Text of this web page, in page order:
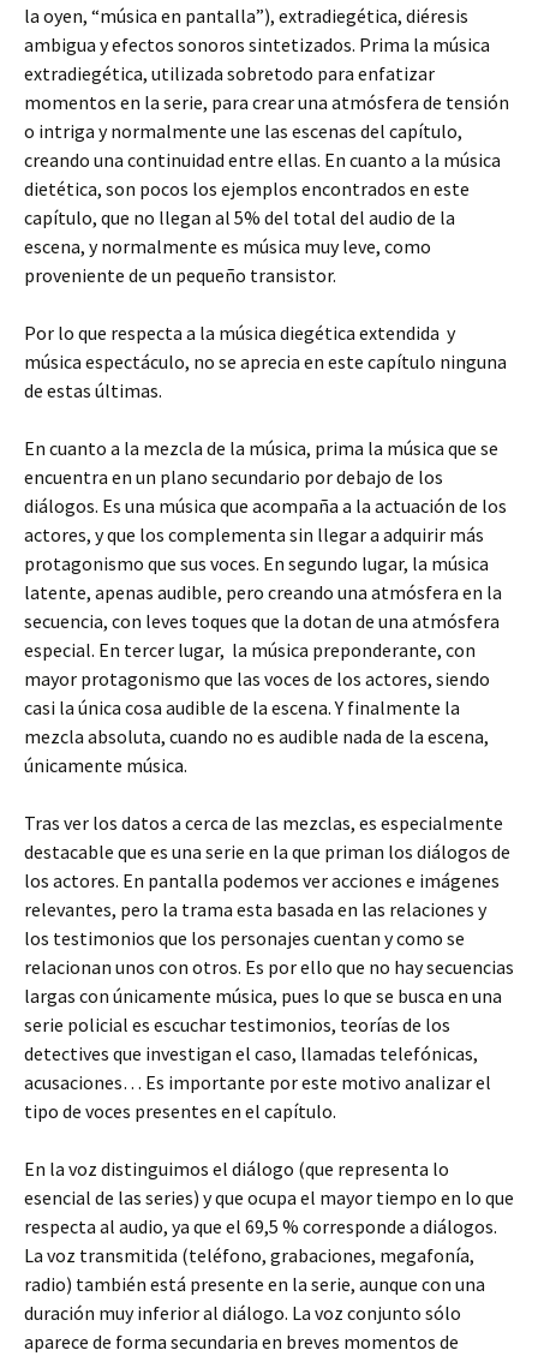
la oyen, “música en pantalla”), extradiegética, diéresis
ambigua y efectos sonoros sintetizados. Prima la música
extradiegética, utilizada sobretodo para enfatizar
momentos en la serie, para crear una atmósfera de tensión
o intriga y normalmente une las escenas del capítulo,
creando una continuidad entre ellas. En cuanto a la música
dietética, son pocos los ejemplos encontrados en este
capítulo, que no llegan al 5% del total del audio de la
escena, y normalmente es música muy leve, como
proveniente de un pequeño transistor.
Por lo que respecta a la música diegética extendida y
música espectáculo, no se aprecia en este capítulo ninguna
de estas últimas.
En cuanto a la mezcla de la música, prima la música que se
encuentra en un plano secundario por debajo de los
diálogos. Es una música que acompaña a la actuación de los
actores, y que los complementa sin llegar a adquirir más
protagonismo que sus voces. En segundo lugar, la música
latente, apenas audible, pero creando una atmósfera en la
secuencia, con leves toques que la dotan de una atmósfera
especial. En tercer lugar, la música preponderante, con
mayor protagonismo que las voces de los actores, siendo
casi la única cosa audible de la escena. Y finalmente la
mezcla absoluta, cuando no es audible nada de la escena,
únicamente música.
Tras ver los datos a cerca de las mezclas, es especialmente
destacable que es una serie en la que priman los diálogos de
los actores. En pantalla podemos ver acciones e imágenes
relevantes, pero la trama esta basada en las relaciones y
los testimonios que los personajes cuentan y como se
relacionan unos con otros. Es por ello que no hay secuencias
largas con únicamente música, pues lo que se busca en una
serie policial es escuchar testimonios, teorías de los
detectives que investigan el caso, llamadas telefónicas,
acusaciones… Es importante por este motivo analizar el
tipo de voces presentes en el capítulo.
En la voz distinguimos el diálogo (que representa lo
esencial de las series) y que ocupa el mayor tiempo en lo que
respecta al audio, ya que el 69,5 % corresponde a diálogos.
La voz transmitida (teléfono, grabaciones, megafonía,
radio) también está presente en la serie, aunque con una
duración muy inferior al diálogo. La voz conjunto sólo
aparece de forma secundaria en breves momentos de